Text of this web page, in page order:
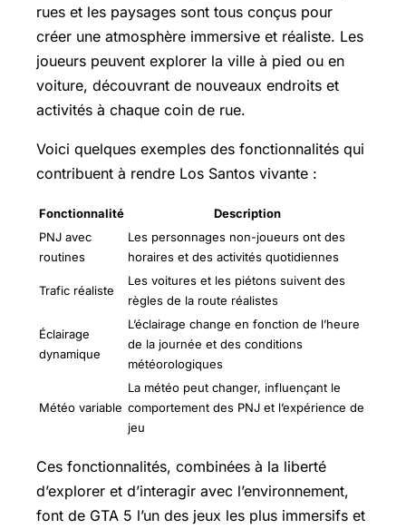
rues et les paysages sont tous conçus pour
créer une atmosphère immersive et réaliste. Les
joueurs peuvent explorer la ville à pied ou en
voiture, découvrant de nouveaux endroits et
activités à chaque coin de rue.
Voici quelques exemples des fonctionnalités qui
contribuent à rendre Los Santos vivante :
Fonctionnalité
Description
PNJ avec
routines
Les personnages non-joueurs ont des
horaires et des activités quotidiennes
Trafic réaliste
Les voitures et les piétons suivent des
règles de la route réalistes
Éclairage
dynamique
L’éclairage change en fonction de l’heure
de la journée et des conditions
météorologiques
Météo variable
La météo peut changer, influençant le
comportement des PNJ et l’expérience de
jeu
Ces fonctionnalités, combinées à la liberté
d’explorer et d’interagir avec l’environnement,
font de GTA 5 l’un des jeux les plus immersifs et